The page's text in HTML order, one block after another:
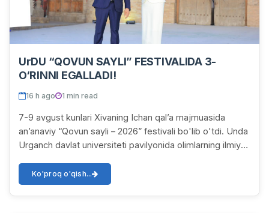
UrDU “QOVUN SAYLI” FESTIVALIDA 3-
O‘RINNI EGALLADI!
16 h ago 1 min read
7-9 avgust kunlari Xivaning Ichan qal’a majmuasida
an’anaviy “Qovun sayli – 2026” festivali bo'lib o'tdi. Unda
Urganch davlat universiteti pavilyonida olimlarning ilmiy
Ko'proq o'qish...